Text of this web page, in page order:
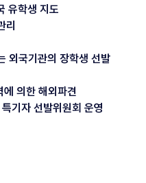
유학생 지도
리
외국기관의 장학생 선발
의한 해외파견
기자 선발위원회 운영